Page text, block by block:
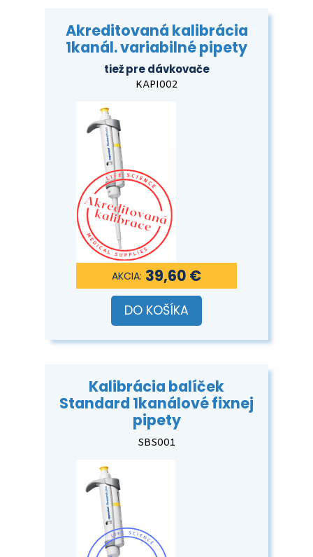
Akreditovaná kalibrácia
1kanál. variabilné pipety
tiež pre dávkovače
KAPI002
39,60 €
DO KOŠÍKA
Kalibrácia balíček
Standard 1kanálové fixnej
pipety
SBS001